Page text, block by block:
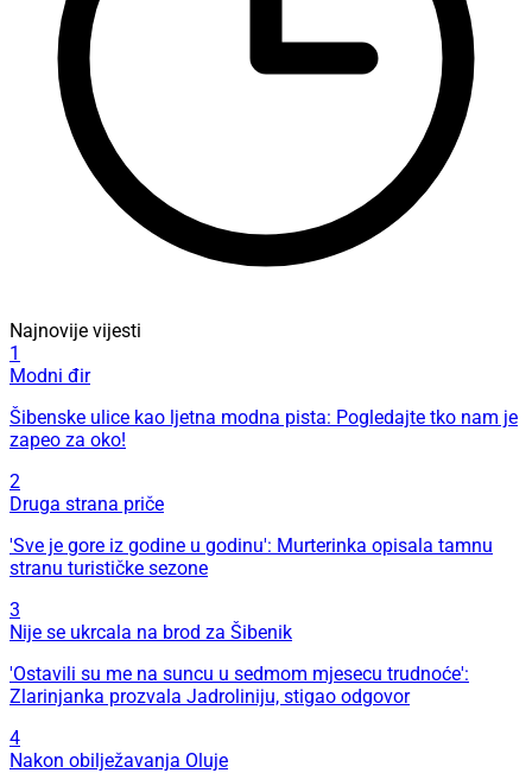
Najnovije vijesti
1
Modni đir
Šibenske ulice kao ljetna modna pista: Pogledajte tko nam je
zapeo za oko!
2
Druga strana priče
'Sve je gore iz godine u godinu': Murterinka opisala tamnu
stranu turističke sezone
3
Nije se ukrcala na brod za Šibenik
'Ostavili su me na suncu u sedmom mjesecu trudnoće':
Zlarinjanka prozvala Jadroliniju, stigao odgovor
4
Nakon obilježavanja Oluje